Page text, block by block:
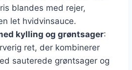
blandes med rejer,
let hvidvinsauce.
kylling og grøntsager:
ret, der kombinerer
sauterede grøntsager og